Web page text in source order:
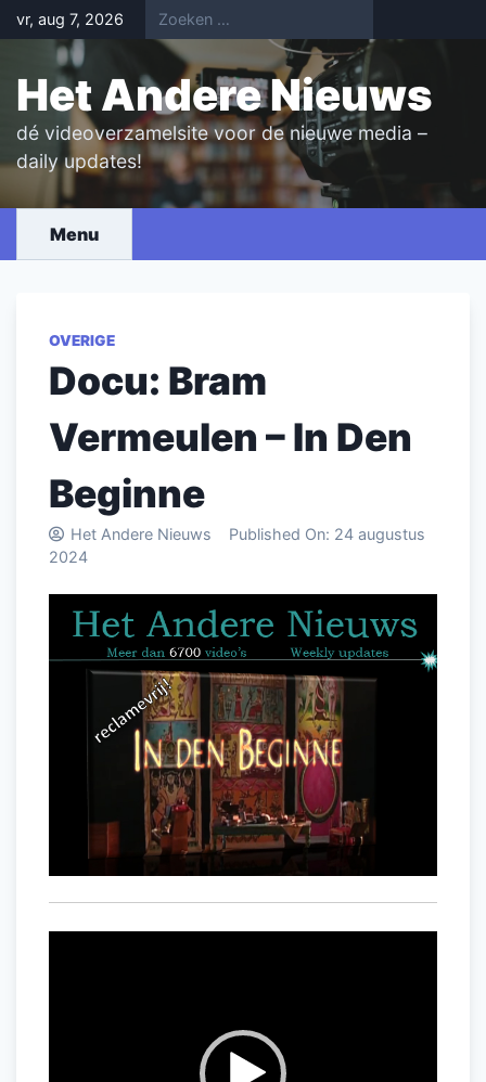
Skip
to
content
vr, aug 7, 2026
Het Andere Nieuws
dé videoverzamelsite voor de nieuwe media –
daily updates!
Menu
OVERIGE
Docu: Bram
Vermeulen – In Den
Beginne
Het Andere Nieuws Published On: 24 augustus
2024